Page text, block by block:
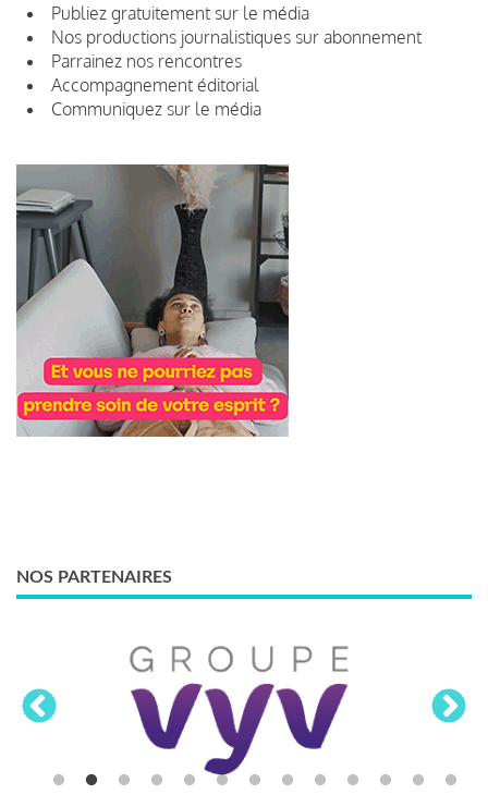
Publiez gratuitement sur le média
Nos productions journalistiques sur abonnement
Parrainez nos rencontres
Accompagnement éditorial
Communiquez sur le média
NOS PARTENAIRES